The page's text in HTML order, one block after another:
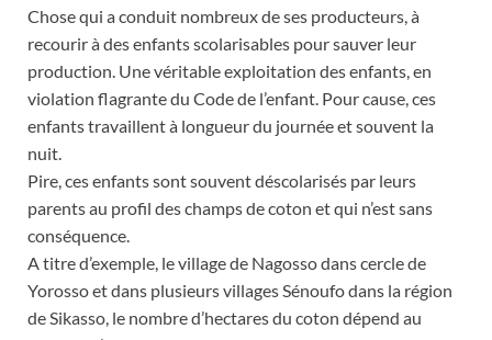
Chose qui a conduit nombreux de ses producteurs, à
recourir à des enfants scolarisables pour sauver leur
production. Une véritable exploitation des enfants, en
violation flagrante du Code de l’enfant. Pour cause, ces
enfants travaillent à longueur du journée et souvent la
nuit.
Pire, ces enfants sont souvent déscolarisés par leurs
parents au profil des champs de coton et qui n’est sans
conséquence.
A titre d’exemple, le village de Nagosso dans cercle de
Yorosso et dans plusieurs villages Sénoufo dans la région
de Sikasso, le nombre d’hectares du coton dépend au